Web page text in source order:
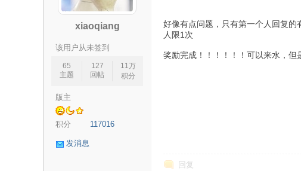
xiaoqiang
该用户从未签到
65
主题
127
回帖
11万
积分
版主
积分 117016
发消息
好像有点问题，只有第一个人回复
人限1次
奖励完成！！！！！！可以来水，但
回复